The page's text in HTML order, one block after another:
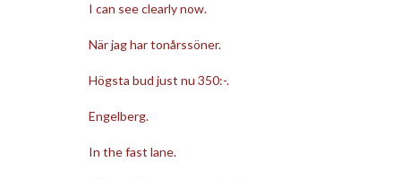
I can see clearly now.
När jag har tonårssöner.
Högsta bud just nu 350:-.
Engelberg.
In the fast lane.